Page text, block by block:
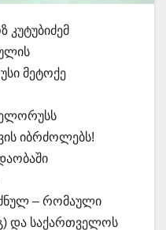
მეტოქე
იბრძოლებს!
– რომაული
და საქართველოს